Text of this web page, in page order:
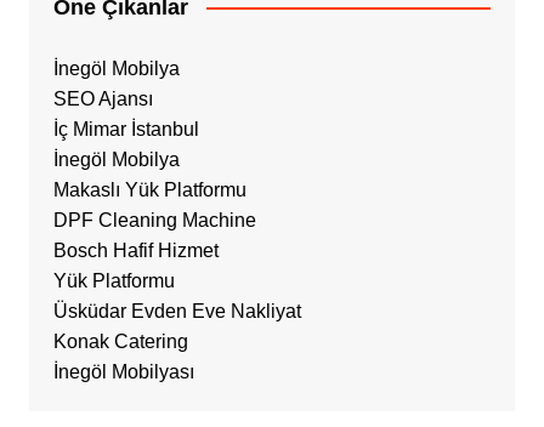
Öne Çıkanlar
İnegöl Mobilya
SEO Ajansı
İç Mimar İstanbul
İnegöl Mobilya
Makaslı Yük Platformu
DPF Cleaning Machine
Bosch Hafif Hizmet
Yük Platformu
Üsküdar Evden Eve Nakliyat
Konak Catering
İnegöl Mobilyası